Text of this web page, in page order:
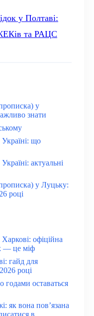
у Полтаві:
та РАЦС
у
знати
що
актуальні
у Луцьку:
році
офіційна
— це міф
гайд для
році
оставаться
як вона пов’язана
в